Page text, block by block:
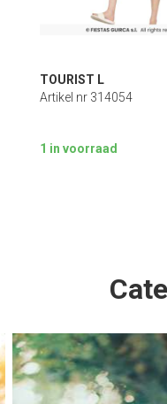
TOURIST L
Artikel nr 314054
1 in voorraad